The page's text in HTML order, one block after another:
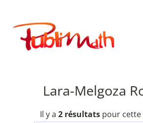
contenu
Publimath
Lara-Melgoza
Il y a 2 résultats pour